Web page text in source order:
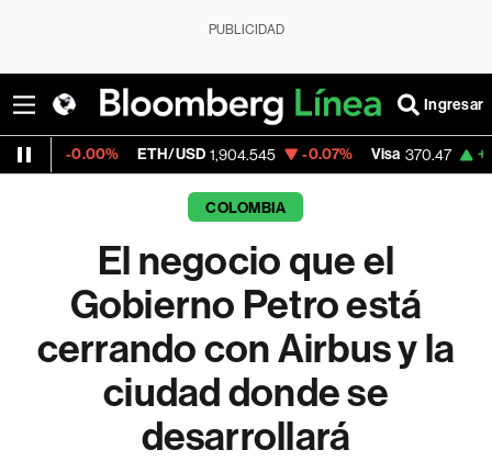
PUBLICIDAD
Ingresar
ETH/USD 1,904.545 -0.07% Visa 370.47 +0.52%
COLOMBIA
El negocio que el
Gobierno Petro está
cerrando con Airbus y la
ciudad donde se
desarrollará